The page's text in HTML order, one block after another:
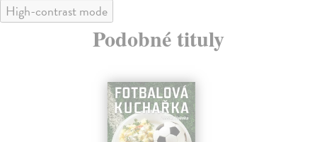
High-contrast mode
Podobné tituly